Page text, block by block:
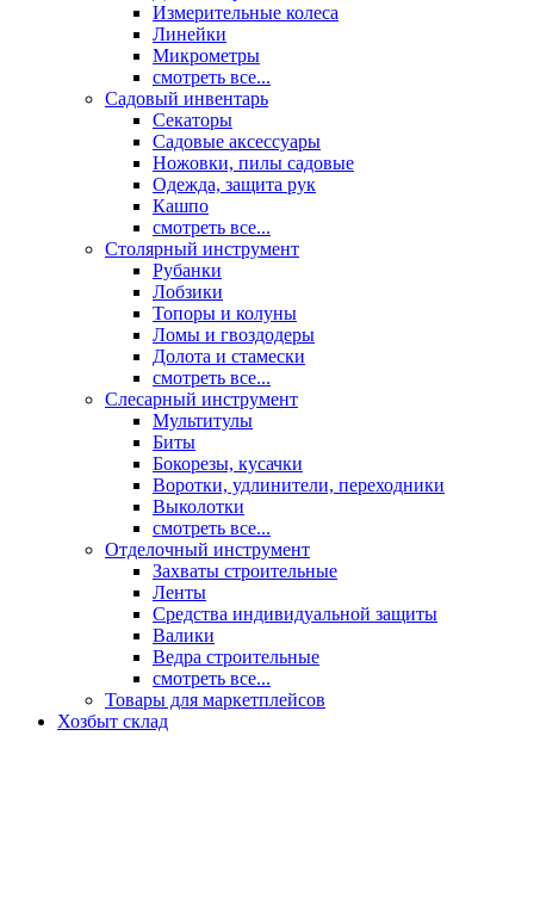
Измерительные колеса
Линейки
Микрометры
смотреть все...
Садовый инвентарь
Секаторы
Садовые аксессуары
Ножовки, пилы садовые
Одежда, защита рук
Кашпо
смотреть все...
Столярный инструмент
Рубанки
Лобзики
Топоры и колуны
Ломы и гвоздодеры
Долота и стамески
смотреть все...
Слесарный инструмент
Мультитулы
Биты
Бокорезы, кусачки
Воротки, удлинители, переходники
Выколотки
смотреть все...
Отделочный инструмент
Захваты строительные
Ленты
Средства индивидуальной защиты
Валики
Ведра строительные
смотреть все...
Товары для маркетплейсов
Хозбыт склад